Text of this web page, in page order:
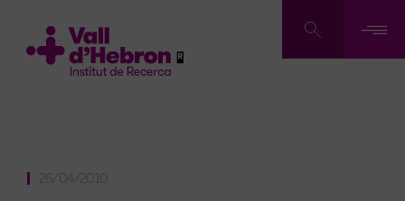
contingut
26/04/2010